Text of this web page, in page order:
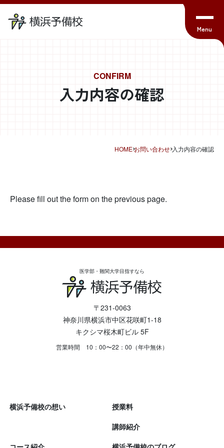
CONFIRM
入力内容の確認
HOME お問い合わせ 入力内容の確認
Please fill out the form on the previous page.
医学部・難関大学目指すなら
〒231-0063
神奈川県横浜市中区花咲町1-18
キクシマ桜木町ビル 5F
営業時間 10：00〜22：00（年中無休）
横浜予備校の想い
授業料
講師紹介